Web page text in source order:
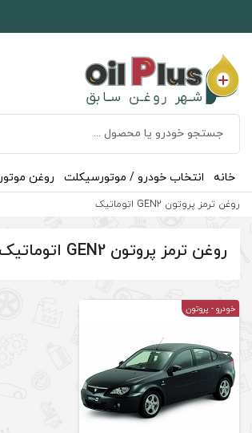
خانه انتخاب خودرو / موتورسیکلت روغن موتور
روغن ترمز پروتون GEN2 اتوماتیک
روغن ترمز پروتون GEN2 اتوماتیک
خودرو - پروتون